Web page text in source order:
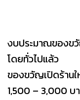
งบประมาณของข
โดยทั่วไปแล้ว
ของขวัญเปิดร้าน
1,500 – 3,000